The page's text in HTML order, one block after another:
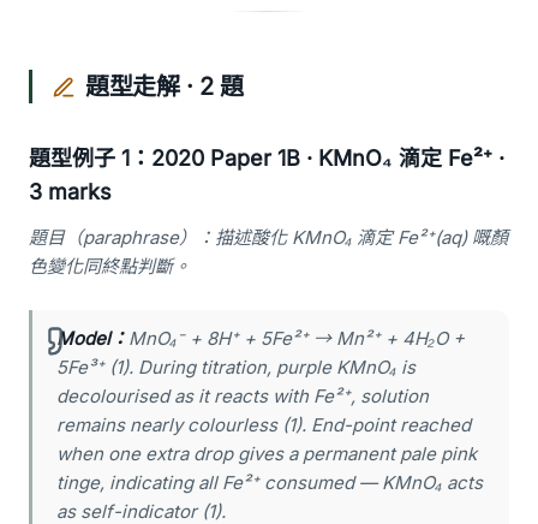
題型走解 · 2 題
題型例子 1：2020 Paper 1B · KMnO₄ 滴定 Fe²⁺ ·
3 marks
題目（paraphrase）：描述酸化 KMnO₄ 滴定 Fe²⁺(aq) 嘅顏
色變化同終點判斷。
Model： MnO₄⁻ + 8H⁺ + 5Fe²⁺ → Mn²⁺ + 4H₂O +
5Fe³⁺ (1). During titration, purple KMnO₄ is
decolourised as it reacts with Fe²⁺, solution
remains nearly colourless (1). End-point reached
when one extra drop gives a permanent pale pink
tinge, indicating all Fe²⁺ consumed — KMnO₄ acts
as self-indicator (1).